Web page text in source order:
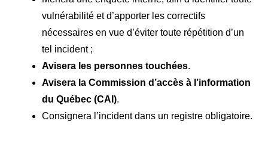
vulnérabilité et d’apporter les correctifs
nécessaires en vue d’éviter toute répétition d’un
tel incident ;
Avisera les personnes touchées.
Avisera la Commission d’accès à l’information
du Québec (CAI).
Consignera l’incident dans un registre obligatoire.